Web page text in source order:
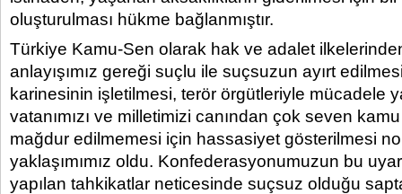
oluşturulması hükme bağlanmıştır.
Türkiye Kamu-Sen olarak hak ve adalet
anlayışımız gereği suçlu ile suçsuzun ayırt
karinesinin işletilmesi, terör örgütleriyle mücadele
vatanımızı ve milletimizi canından çok seven
mağdur edilmemesi için hassasiyet gösterilmesi
yaklaşımımız oldu. Konfederasyonumuzun bu
yapılan tahkikatlar neticesinde suçsuz olduğu